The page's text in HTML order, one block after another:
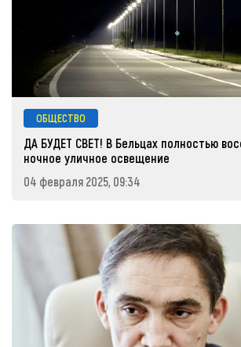
ОБЩЕСТВО
ДА БУДЕТ СВЕТ! В Бельцах полностью
ночное уличное освещение
04 февраля 2025, 09:34